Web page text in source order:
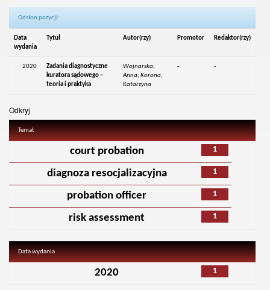
Odsłon pozycji:
Data
wydania
Tytuł Autor(rzy) Promotor Redaktor(rzy)
2020
Zadania diagnostyczne
kuratora sądowego –
teoria i praktyka
Wojnarska,
Anna; Korona,
Katarzyna
- -
Odkryj
Temat
1
court probation
1
diagnoza resocjalizacyjna
1
probation officer
1
risk assessment
Data wydania
1
2020